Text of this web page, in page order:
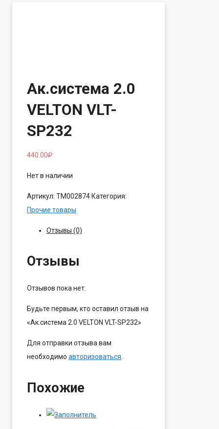
Ак.система 2.0
VELTON VLT-
SP232
440.00₽
Нет в наличии
Артикул: ТМ002874 Категория:
Прочие товары
Отзывы (0)
Отзывы
Отзывов пока нет.
Будьте первым, кто оставил отзыв на
«Ак.система 2.0 VELTON VLT-SP232»
Для отправки отзыва вам
необходимо авторизоваться
Похожие